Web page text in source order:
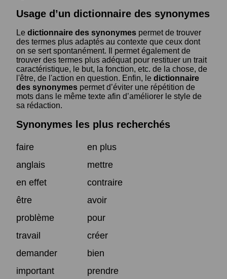
Usage d’un dictionnaire des synonymes
Le dictionnaire des synonymes permet de trouver
des termes plus adaptés au contexte que ceux dont
on se sert spontanément. Il permet également de
trouver des termes plus adéquat pour restituer un trait
caractéristique, le but, la fonction, etc. de la chose, de
l'être, de l'action en question. Enfin, le dictionnaire
des synonymes permet d’éviter une répétition de
mots dans le même texte afin d’améliorer le style de
sa rédaction.
Synonymes les plus recherchés
faire
en plus
anglais
mettre
en effet
contraire
être
avoir
problème
pour
travail
créer
demander
bien
important
prendre